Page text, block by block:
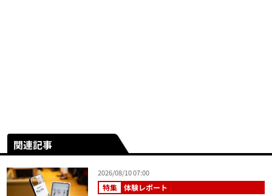
関連記事
2026/08/10 07:00
特集 体験レポート